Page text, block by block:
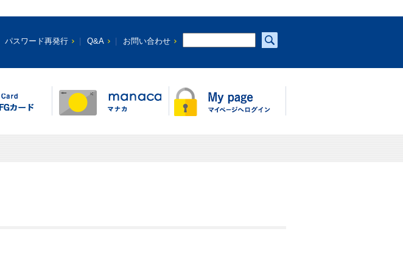
パスワード再発行 Q&A お問い合わせ